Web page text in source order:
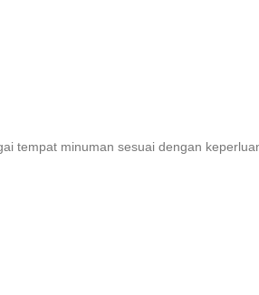
tempat minuman sesuai dengan